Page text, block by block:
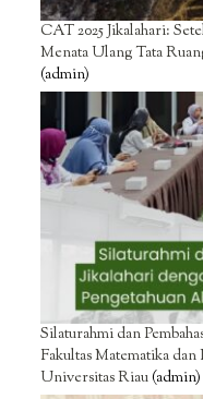
CAT 2025 Jikalahari:
Menata Ulang Tata
(admin)
Silaturahmi dan
Fakultas Matematika
Universitas Riau(admin)